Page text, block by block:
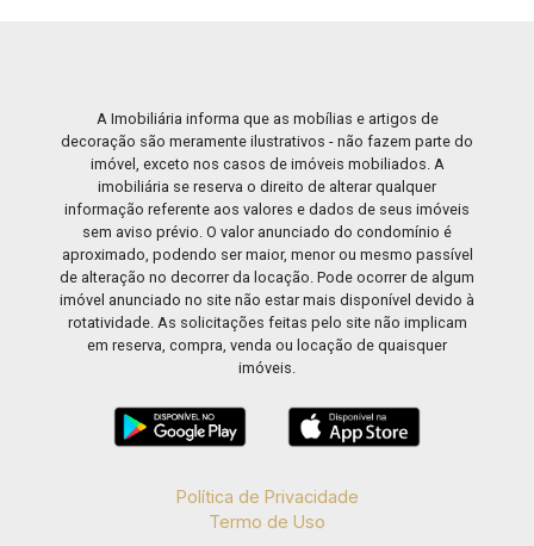
A Imobiliária informa que as mobílias e artigos de
decoração são meramente ilustrativos - não fazem parte do
imóvel, exceto nos casos de imóveis mobiliados. A
imobiliária se reserva o direito de alterar qualquer
informação referente aos valores e dados de seus imóveis
sem aviso prévio. O valor anunciado do condomínio é
aproximado, podendo ser maior, menor ou mesmo passível
de alteração no decorrer da locação. Pode ocorrer de algum
imóvel anunciado no site não estar mais disponível devido à
rotatividade. As solicitações feitas pelo site não implicam
em reserva, compra, venda ou locação de quaisquer
imóveis.
Política de Privacidade
Termo de Uso